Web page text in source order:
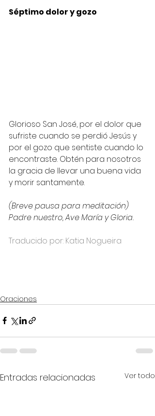
Séptimo dolor y gozo
Glorioso San José, por el dolor que
sufriste cuando se perdió Jesús y
por el gozo que sentiste cuando lo
encontraste. Obtén para nosotros
la gracia de llevar una buena vida
y morir santamente.
(Breve pausa para meditación)
Padre nuestro, Ave María y Gloria.
Traducido por: Katia Nogueira
Oraciones
Entradas relacionadas Ver todo